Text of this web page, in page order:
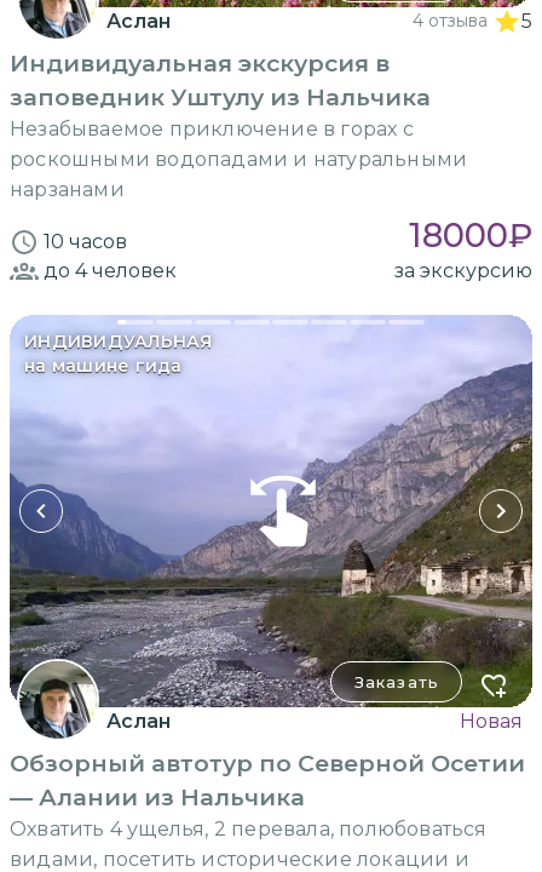
Аслан 4 отзыва 5
Индивидуальная экскурсия в
заповедник Уштулу из Нальчика
Незабываемое приключение в горах с
роскошными водопадами и натуральными
нарзанами
10 часов 18000₽
до 4человек за экскурсию
ИНДИВИДУАЛЬНАЯ
на машине гида
Заказать
Аслан Новая
Обзорный автотур по Северной Осетии
— Алании из Нальчика
Охватить 4 ущелья, 2 перевала, полюбоваться
видами, посетить исторические локации и